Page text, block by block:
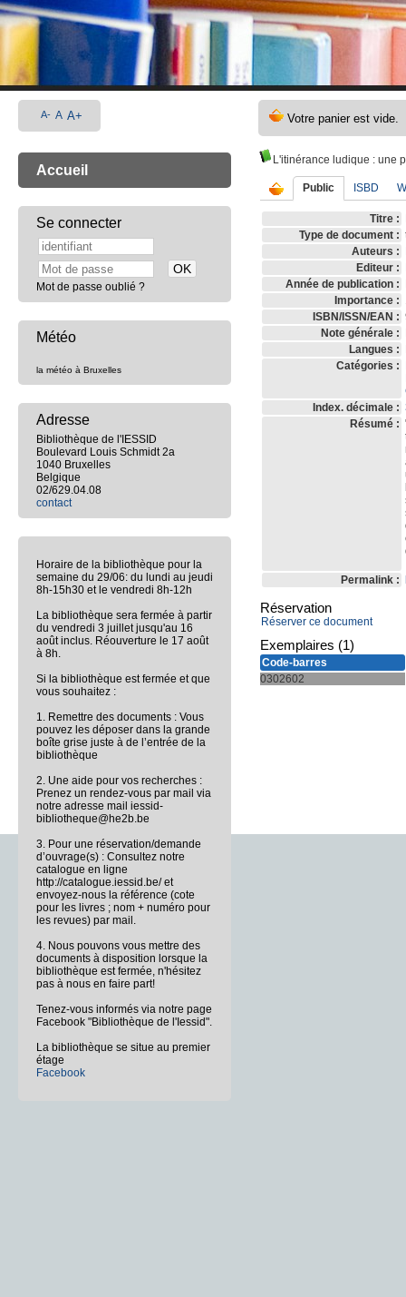
L'itinérance ludique : une
Public ISBD
Titre :
Type de document :
Auteurs :
Editeur :
Année de publication :
Importance :
ISBN/ISSN/EAN :
Note générale :
Langues :
Catégories :
Index. décimale :
Résumé :
Permalink :
Réservation
Réserver ce document
Exemplaires (1)
Code-barres
0302602
A- A A+
Accueil
Se connecter
Mot de passe oublié ?
Météo
la météo à Bruxelles
Adresse
Bibliothèque de l'IESSID
Boulevard Louis Schmidt 2a
1040 Bruxelles
Belgique
02/629.04.08
contact
Horaire de la bibliothèque pour la
semaine du 29/06: du lundi au jeudi
8h-15h30 et le vendredi 8h-12h
La bibliothèque sera fermée à partir
du vendredi 3 juillet jusqu'au 16
août inclus. Réouverture le 17 août
à 8h.
Si la bibliothèque est fermée et que
vous souhaitez :
1. Remettre des documents : Vous
pouvez les déposer dans la grande
boîte grise juste à de l’entrée de la
bibliothèque
2. Une aide pour vos recherches :
Prenez un rendez-vous par mail via
notre adresse mail iessid-
bibliotheque@he2b.be
3. Pour une réservation/demande
d’ouvrage(s) : Consultez notre
catalogue en ligne
http://catalogue.iessid.be/ et
envoyez-nous la référence (cote
pour les livres ; nom + numéro pour
les revues) par mail.
4. Nous pouvons vous mettre des
documents à disposition lorsque la
bibliothèque est fermée, n'hésitez
pas à nous en faire part!
Tenez-vous informés via notre page
Facebook "Bibliothèque de l'Iessid".
La bibliothèque se situe au premier
étage
Facebook